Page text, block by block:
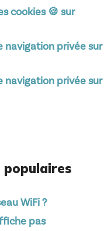
cookies 🍪 sur
navigation privée sur
navigation privée sur
populaires
WiFi ?
pas